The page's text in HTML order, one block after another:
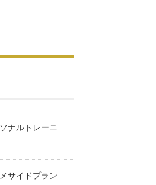
ナルトレーニ
サイドプラン